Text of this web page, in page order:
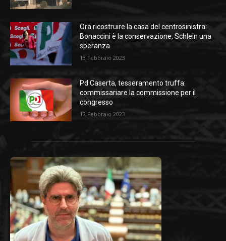
Ora ricostruire la casa del centrosinistra:
Bonaccini è la conservazione, Schlein una
speranza
13 Febbraio 2023
Pd Caserta, tesseramento truffa:
commissariare la commissione per il
congresso
12 Febbraio 2023